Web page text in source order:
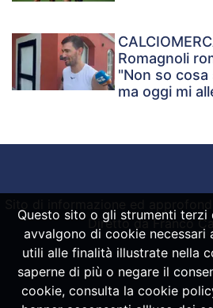
Romagnoli
"Non so
ma oggi mi
Diretto da Franco
Powered by
Questo sito o gli strumenti
avvalgono di cookie necessari
utili alle finalità illustrate nella
saperne di più o negare il
cookie, consulta la cookie